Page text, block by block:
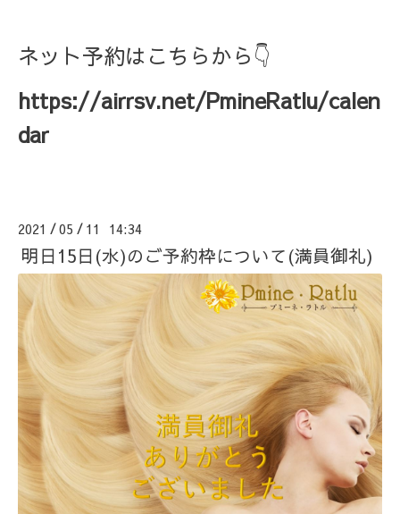
ネット予約はこちらから👇
https://airrsv.net/PmineRatlu/calen
dar
2021 /05 / 11 14:34
明日15日(水)のご予約枠について(満員御礼)